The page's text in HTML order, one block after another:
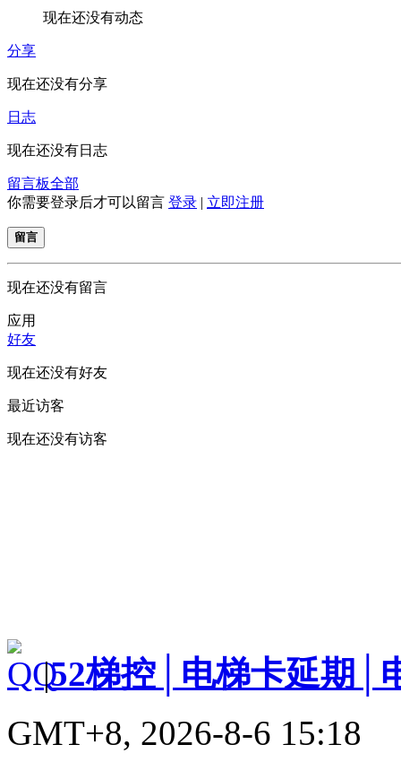
现在还没有动态
分享
现在还没有分享
日志
现在还没有日志
留言板全部
你需要登录后才可以留言 登录 | 立即注册
留言
现在还没有留言
应用
好友
现在还没有好友
最近访客
现在还没有访客
|52梯控│电梯卡延期│
GMT+8, 2026-8-6 15:18